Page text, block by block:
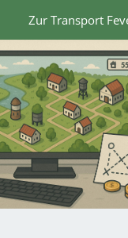
Zur Transport